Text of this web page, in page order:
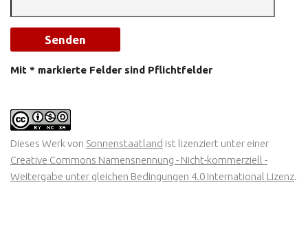
Mit * markierte Felder sind Pflichtfelder
Dieses Werk von Sonnenstaatland ist lizenziert unter einer
Creative Commons Namensnennung - Nicht-kommerziell -
Weitergabe unter gleichen Bedingungen 4.0 International Lizenz.